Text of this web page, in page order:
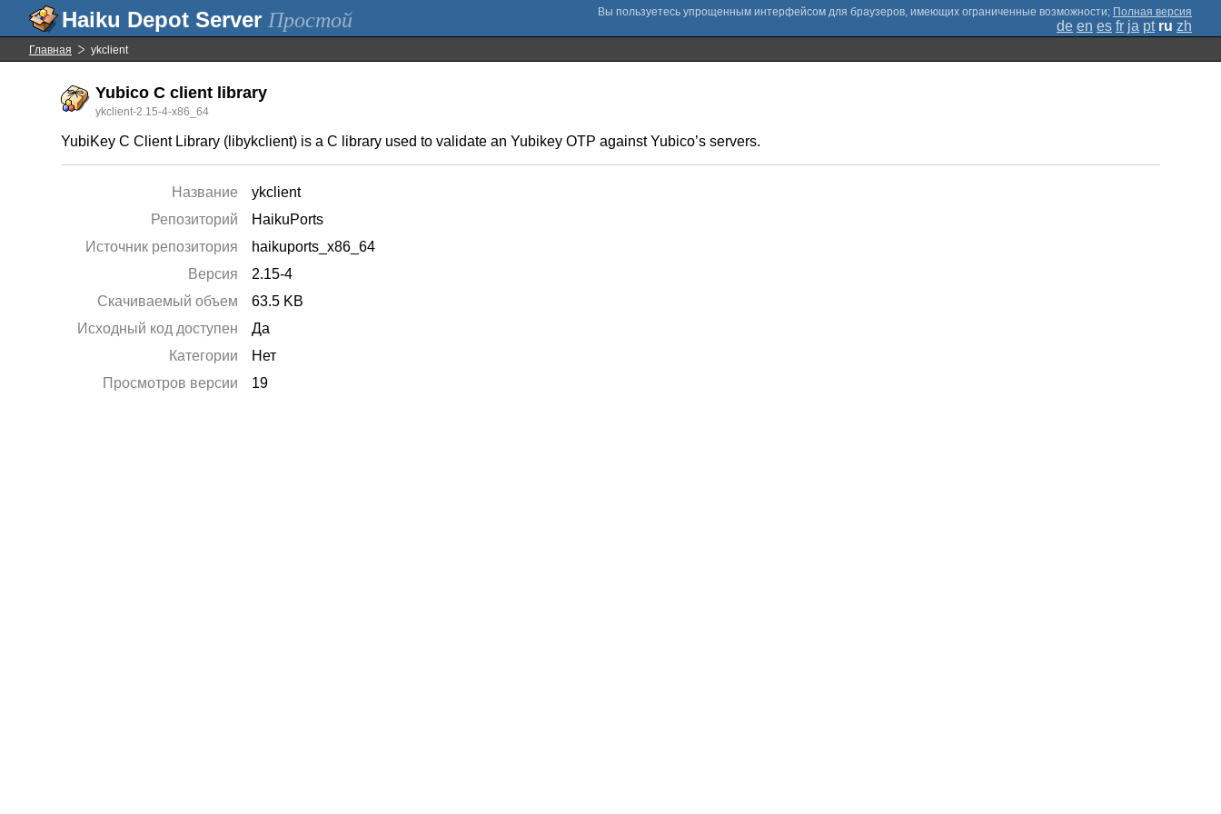
Простой ; Полная версия
de en es fr ja pt ru zh
Главная ykclient
Yubico C client library
ykclient-2.15-4-x86_64
YubiKey C Client Library (libykclient) is a C library used to validate an Yubikey OTP against Yubico’s servers.
Название
ykclient
Репозиторий
HaikuPorts
Источник репозитория
haikuports_x86_64
Версия
2.15-4
Скачиваемый объем
63.5 KB
Исходный код доступен
Да
Категории
Нет
Просмотров версии
19